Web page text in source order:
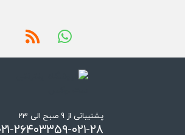
پشتیبانی از 9 صبح الی 23
۰۲۱-۲۶۴۰۳۳۵۹-۰۲۱-